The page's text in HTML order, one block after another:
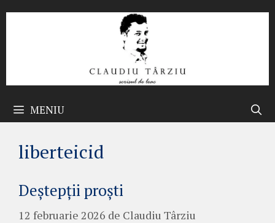
MENIU
liberteicid
Deștepții proști
12 februarie 2026 de Claudiu Târziu